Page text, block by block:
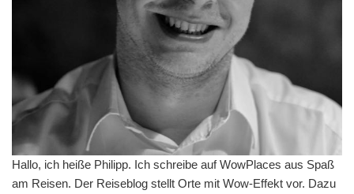
Hallo, ich heiße Philipp. Ich schreibe auf WowPlaces aus Spaß
am Reisen. Der Reiseblog stellt Orte mit Wow-Effekt vor. Dazu